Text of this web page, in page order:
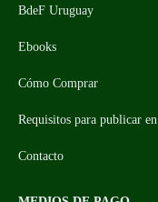
BdeF Uruguay
Ebooks
Cómo Comprar
Requisitos para publicar
Contacto